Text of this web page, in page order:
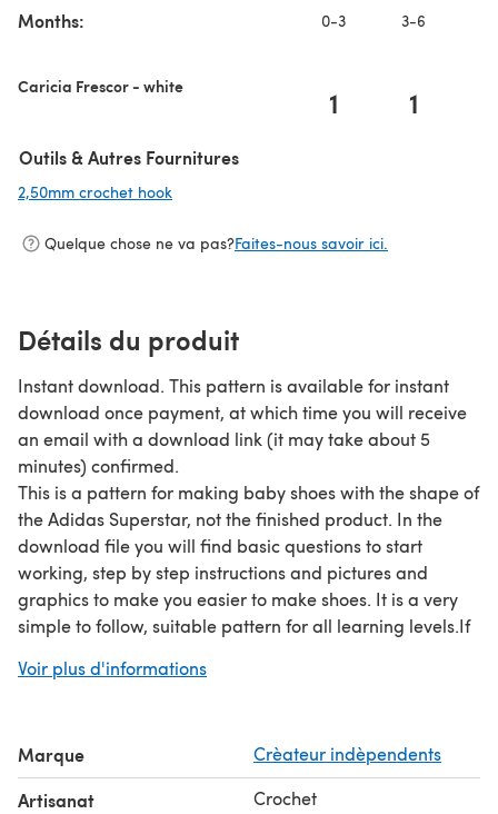
Months: 0-3 3-6
Caricia Frescor - white 1 1
Outils & Autres Fournitures
2,50mm crochet hook
Quelque chose ne va pas?Faites-nous savoir ici.
Détails du produit
Instant download. This pattern is available for instant
download once payment, at which time you will receive
an email with a download link (it may take about 5
minutes) confirmed.
This is a pattern for making baby shoes with the shape of
the Adidas Superstar, not the finished product. In the
download file you will find basic questions to start
working, step by step instructions and pictures and
graphics to make you easier to make shoes. It is a very
simple to follow, suitable pattern for all learning levels.If
in the interpretation of the pattern I do not hesitate to
Voir plus d'informations
Marque Crèateur indèpendents
Artisanat Crochet